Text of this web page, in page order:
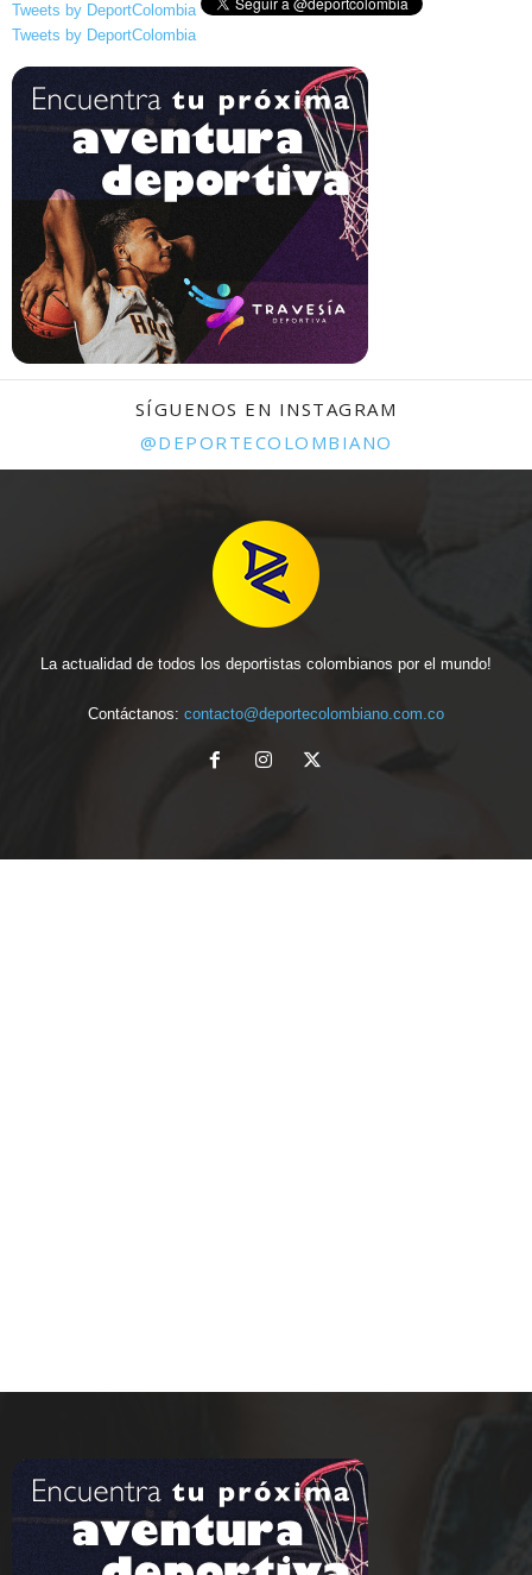
Tweets by DeportColombia
Tweets by DeportColombia
SÍGUENOS EN INSTAGRAM
@DEPORTECOLOMBIANO
La actualidad de todos los deportistas colombianos por el mundo!
Contáctanos: contacto@deportecolombiano.com.co